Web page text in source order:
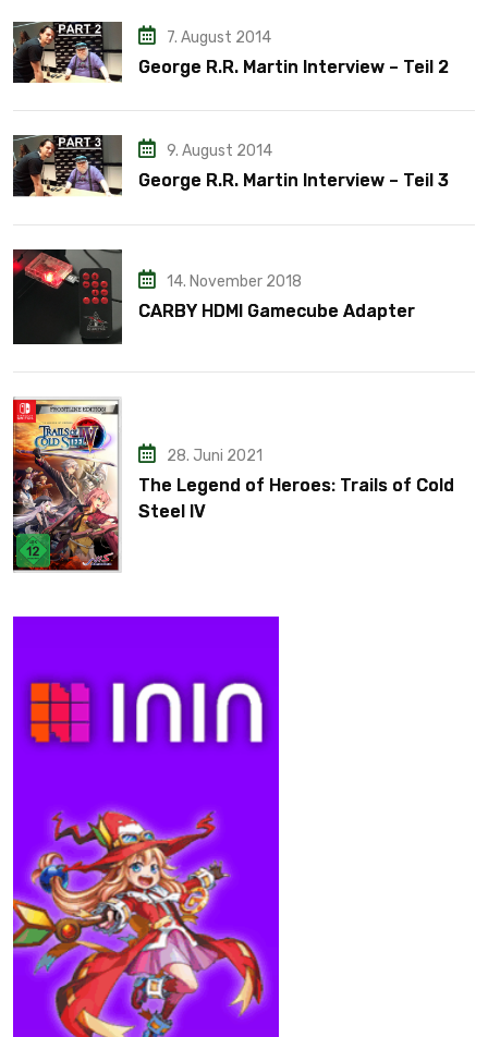
7. August 2014
George R.R. Martin Interview – Teil 2
9. August 2014
George R.R. Martin Interview – Teil 3
14. November 2018
CARBY HDMI Gamecube Adapter
28. Juni 2021
The Legend of Heroes: Trails of Cold
Steel IV